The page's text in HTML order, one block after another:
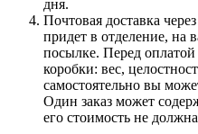
дня.
Почтовая доставка
придет в отделение, на
посылке. Перед
коробки: вес,
самостоятельно вы
Один заказ может
его стоимость не